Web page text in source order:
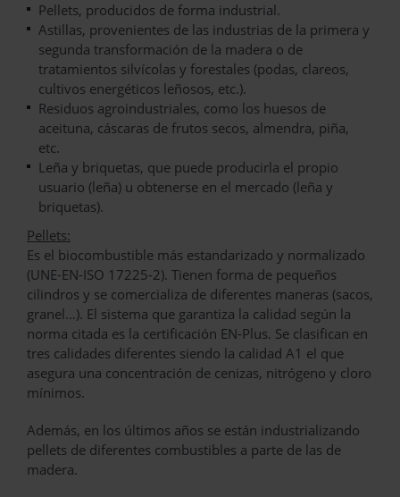
Pellets, producidos de forma industrial.
Astillas, provenientes de las industrias de la primera y
segunda transformación de la madera o de
tratamientos silvícolas y forestales (podas, clareos,
cultivos energéticos leñosos, etc.).
Residuos agroindustriales, como los huesos de
aceituna, cáscaras de frutos secos, almendra, piña,
etc.
Leña y briquetas, que puede producirla el propio
usuario (leña) u obtenerse en el mercado (leña y
briquetas).
Pellets:
Es el biocombustible más estandarizado y normalizado
(UNE-EN-ISO 17225-2). Tienen forma de pequeños
cilindros y se comercializa de diferentes maneras (sacos,
granel…). El sistema que garantiza la calidad según la
norma citada es la certificación EN-Plus. Se clasifican en
tres calidades diferentes siendo la calidad A1 el que
asegura una concentración de cenizas, nitrógeno y cloro
mínimos.
Además, en los últimos años se están industrializando
pellets de diferentes combustibles a parte de las de
madera.